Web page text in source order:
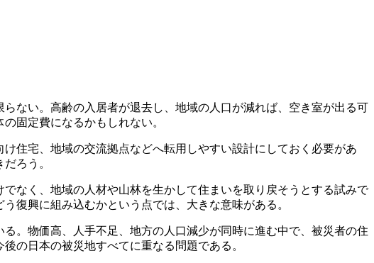
ない。高齢の入居者が退去し、地域の人口が減れば、空き室が出る可
固定費になるかもしれない。
住宅、地域の交流拠点などへ転用しやすい設計にしておく必要があ
ろう。
なく、地域の人材や山林を生かして住まいを取り戻そうとする試みで
復興に組み込むかという点では、大きな意味がある。
。物価高、人手不足、地方の人口減少が同時に進む中で、被災者の住
の日本の被災地すべてに重なる問題である。